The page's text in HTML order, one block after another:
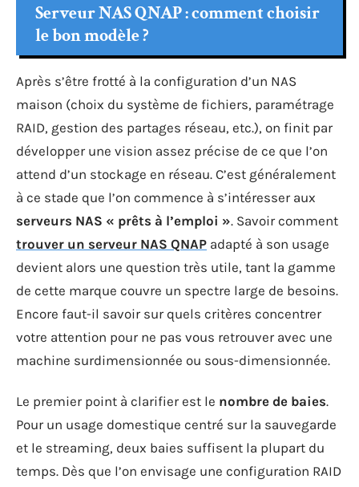
Serveur NAS QNAP : comment choisir
le bon modèle ?
Après s’être frotté à la configuration d’un NAS
maison (choix du système de fichiers, paramétrage
RAID, gestion des partages réseau, etc.), on finit par
développer une vision assez précise de ce que l’on
attend d’un stockage en réseau. C’est généralement
à ce stade que l’on commence à s’intéresser aux
serveurs NAS « prêts à l’emploi ». Savoir comment
trouver un serveur NAS QNAP adapté à son usage
devient alors une question très utile, tant la gamme
de cette marque couvre un spectre large de besoins.
Encore faut-il savoir sur quels critères concentrer
votre attention pour ne pas vous retrouver avec une
machine surdimensionnée ou sous-dimensionnée.
Le premier point à clarifier est le nombre de baies.
Pour un usage domestique centré sur la sauvegarde
et le streaming, deux baies suffisent la plupart du
temps. Dès que l’on envisage une configuration RAID